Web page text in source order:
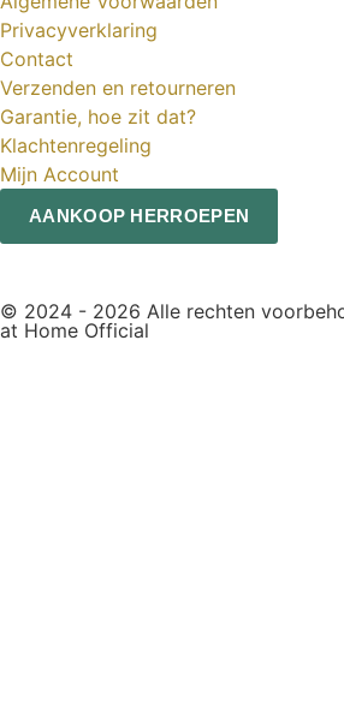
Privacyverklaring
Contact
Verzenden en retourneren
Garantie, hoe zit dat?
Klachtenregeling
Mijn Account
AANKOOP HERROEPEN
© 2024 - 2026 Alle rechten
at Home Official